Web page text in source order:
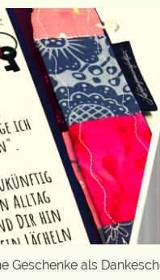
Geschenke als